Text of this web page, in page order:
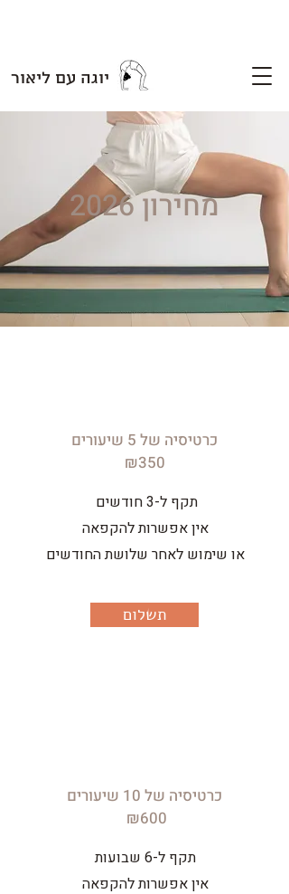
יוגה עם ליאור
מחירון 2026
כרטיסיה של 5 שיעורים
₪350
תקף ל-3 חודשים
אין אפשרות להקפאה
או שימוש לאחר שלושת החודשים
כרטיסיה של 10 שיעורים
₪600
תקף ל-6 שבועות
אין אפשרות להקפאה
תשלום